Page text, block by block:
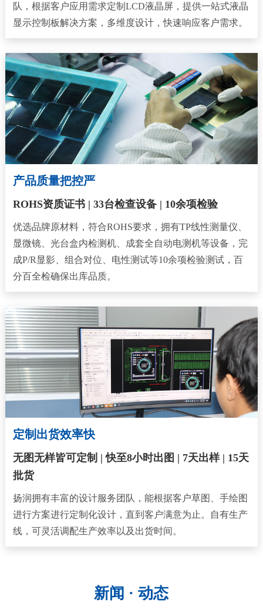
队，根据客户应用需求定制LCD液晶屏，提供一站式液晶
显示控制板解决方案，多维度设计，快速响应客户需求。
产品质量把控严
ROHS资质证书 | 33台检查设备 | 10余项检验
优选品牌原材料，符合ROHS要求，拥有TP线性测量仪、
显微镜、光台盒内检测机、成套全自动电测机等设备，完
成P/R显影、组合对位、电性测试等10余项检验测试，百
分百全检确保出库品质。
定制出货效率快
无图无样皆可定制 | 快至8小时出图 | 7天出样 | 15天
批货
扬润拥有丰富的设计服务团队，能根据客户草图、手绘图
进行方案进行定制化设计，直到客户满意为止。自有生产
线，可灵活调配生产效率以及出货时间。
新闻 · 动态